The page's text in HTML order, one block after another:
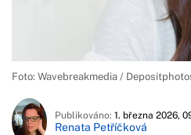
Foto: Wavebreakmedia /
Publikováno: 1. března 2026,
Renata Petříčková